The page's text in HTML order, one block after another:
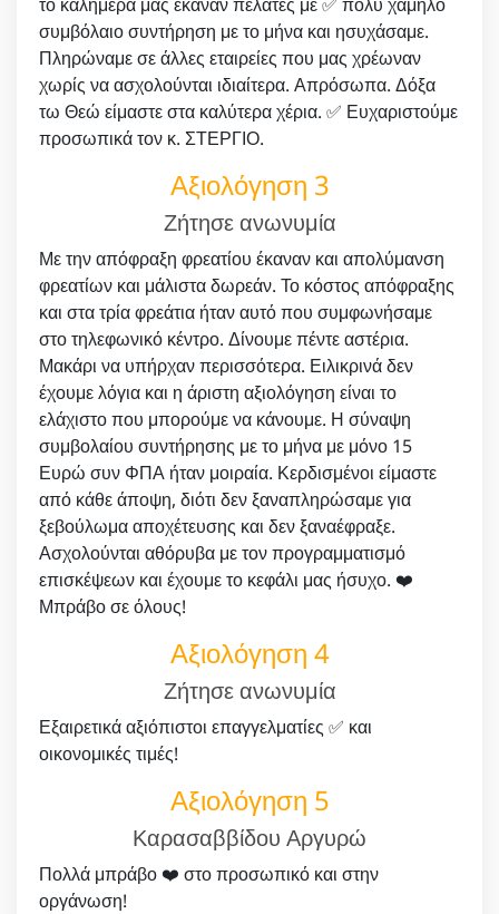
συμβόλαιο συντήρηση με το μήνα και ησυχάσαμε.
Πληρώναμε σε άλλες εταιρείες που μας χρέωναν
χωρίς να ασχολούνται ιδιαίτερα. Απρόσωπα. Δόξα
τω Θεώ είμαστε στα καλύτερα χέρια. ✅ Ευχαριστούμε
προσωπικά τον κ. ΣΤΕΡΓΙΟ.
Αξιολόγηση 3
Ζήτησε ανωνυμία
Με την απόφραξη φρεατίου έκαναν και απολύμανση
φρεατίων και μάλιστα δωρεάν. Το κόστος απόφραξης
και στα τρία φρεάτια ήταν αυτό που συμφωνήσαμε
στο τηλεφωνικό κέντρο. Δίνουμε πέντε αστέρια.
Μακάρι να υπήρχαν περισσότερα. Ειλικρινά δεν
έχουμε λόγια και η άριστη αξιολόγηση είναι το
ελάχιστο που μπορούμε να κάνουμε. Η σύναψη
συμβολαίου συντήρησης με το μήνα με μόνο 15
Ευρώ συν ΦΠΑ ήταν μοιραία. Κερδισμένοι είμαστε
από κάθε άποψη, διότι δεν ξαναπληρώσαμε για
ξεβούλωμα αποχέτευσης και δεν ξαναέφραξε.
Ασχολούνται αθόρυβα με τον προγραμματισμό
επισκέψεων και έχουμε το κεφάλι μας ήσυχο. ❤️
Μπράβο σε όλους!
Αξιολόγηση 4
Ζήτησε ανωνυμία
Εξαιρετικά αξιόπιστοι επαγγελματίες ✅ και
οικονομικές τιμές!
Αξιολόγηση 5
Καρασαββίδου Αργυρώ
Πολλά μπράβο ❤️ στο προσωπικό και στην
οργάνωση!